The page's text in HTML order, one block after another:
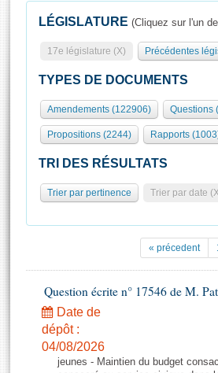
Présidence
577 députés
Groupes politiques
Séance publique
Commissions et autres organes
Europe et International
Pétitions
Projets de loi
Propositions de loi
Amendements
Textes adoptés
Rôle et pouvoirs de l'Assemblée
Organisation de l'Assemblée
Présidence Conférence des
Statistiques et chiffres clés
Documents de référence
( Constitution | Règlement de
Histoire
Juniors
Anciennes législatures
Visiter l'Assemblée
Visite virtuelle du palais
Assister à une séance
Contacts et plan d'accès
Photos libres de droit
LÉGISLATURE (Cliquez sur l'un
17e législature (X) Précédentes
TYPES DE DOCUMENTS
Amendements (122906) Questions
Propositions (2244) Rapports
TRI DES RÉSULTATS
Trier par pertinence Trier par date
« précedent
Question écrite n° 17546 de M.
Date de
dépôt :
04/08/2026
jeunes - Maintien du budget